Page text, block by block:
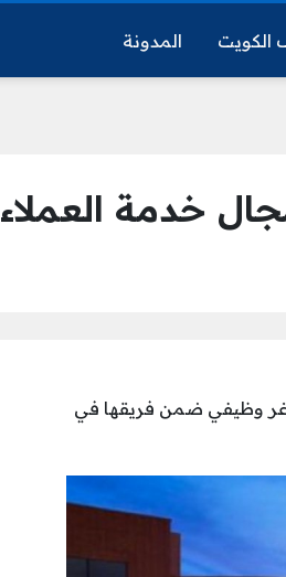
الكويت المدونة
خدمة العملاء
وظيفي ضمن فريقها في